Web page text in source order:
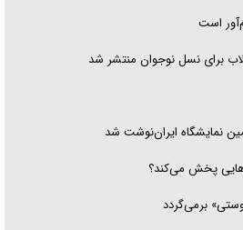
است
برای نسل نوجوان منتشر شد
نمایشگاه ایران‌نوشت شد
پخش می‌کند؟
برمی‌گردد